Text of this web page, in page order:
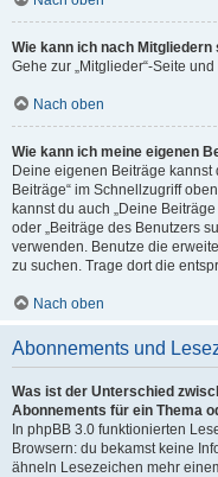
Wie kann ich nach Mitgliedern
Gehe zur „Mitglieder“-Seite
Nach oben
Wie kann ich meine eigenen
Deine eigenen Beiträge
Beiträge“ im Schnellzugriff
kannst du auch „Deine
oder „Beiträge des Benutzers
verwenden. Benutze die
zu suchen. Trage dort die
Nach oben
Abonnements und
Was ist der Unterschied
Abonnements für ein Thema
In phpBB 3.0 funktionierten
Browsern: du bekamst keine
ähneln Lesezeichen mehr